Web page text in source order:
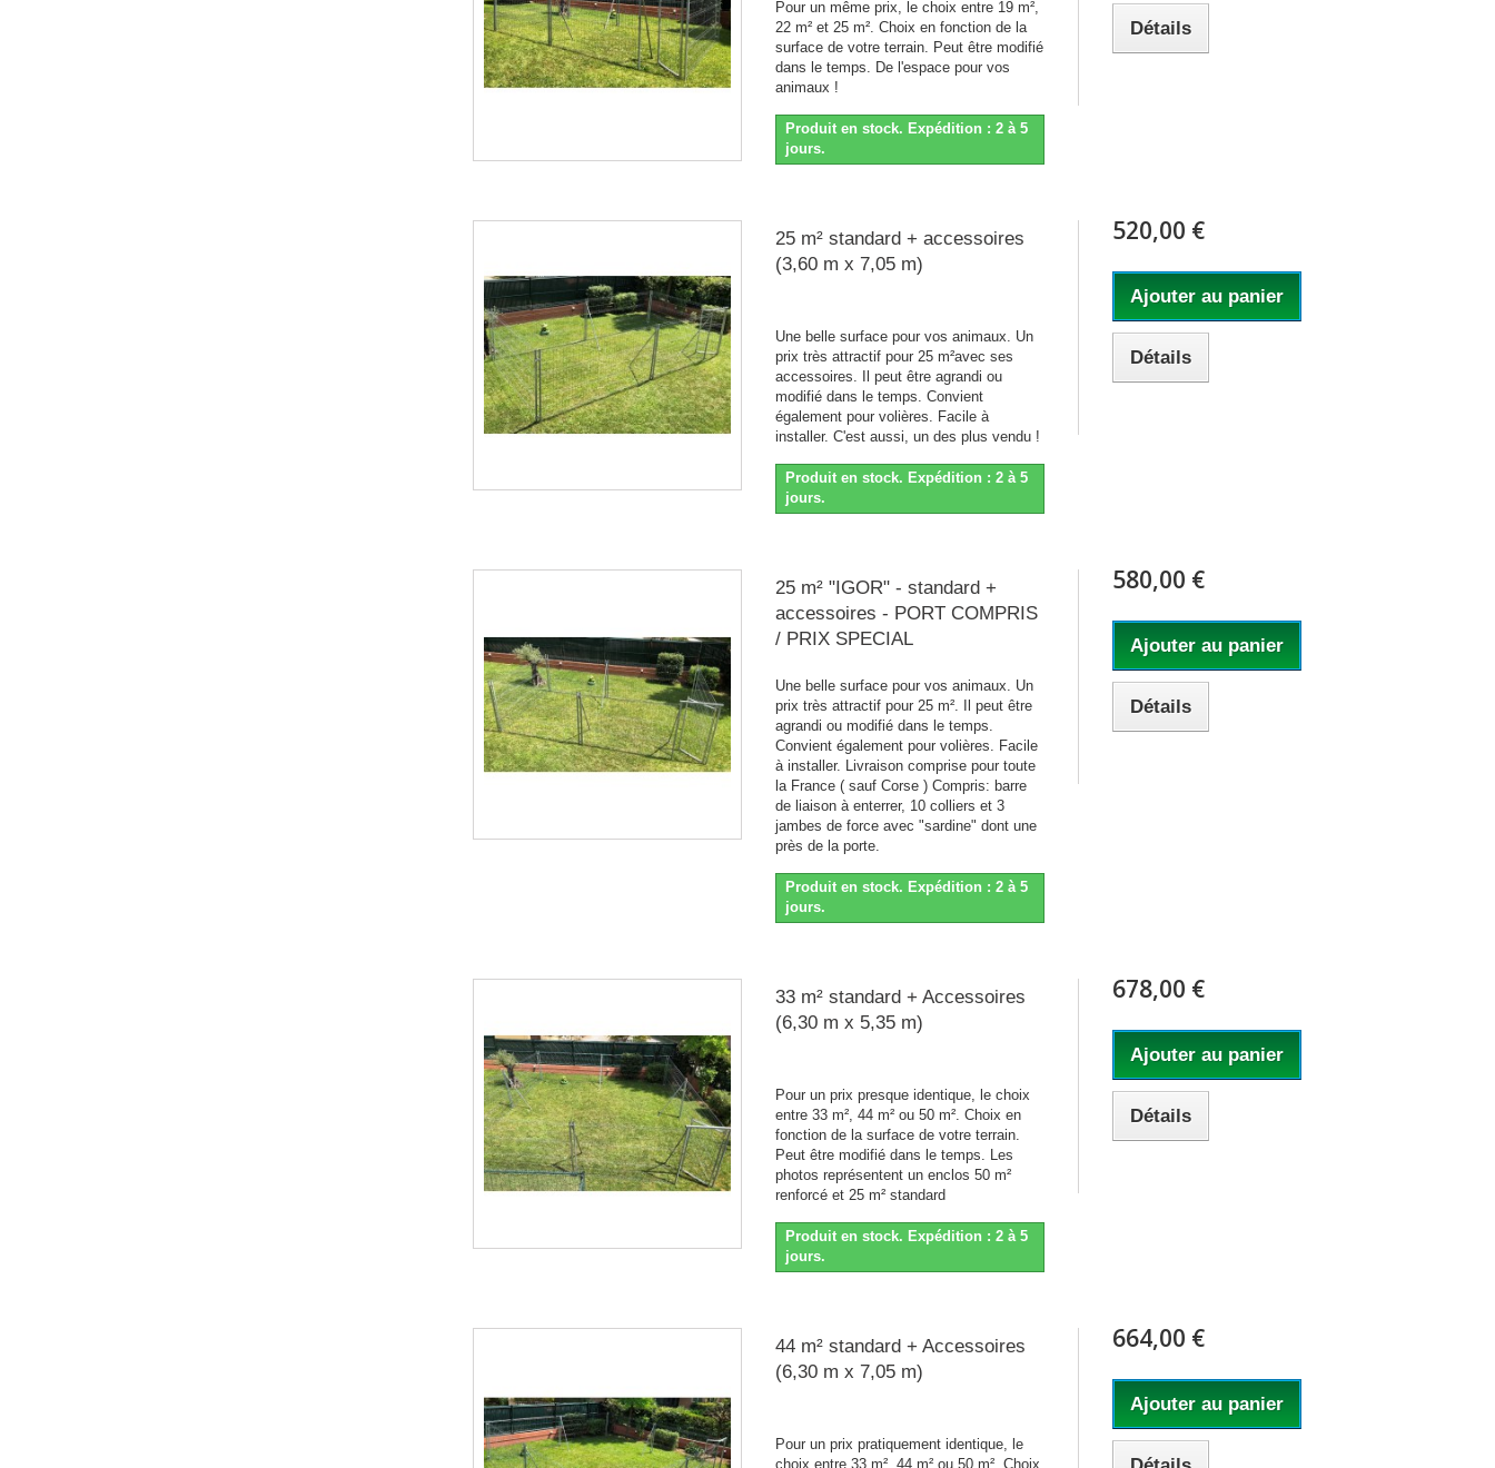
Pour un même prix, le choix entre 19 m²,
22 m² et 25 m². Choix en fonction de la
surface de votre terrain. Peut être modifié
dans le temps. De l'espace pour vos
animaux !
Produit en stock. Expédition : 2 à 5
jours.
Détails
25 m² standard + accessoires
(3,60 m x 7,05 m)
Une belle surface pour vos animaux. Un
prix très attractif pour 25 m²avec ses
accessoires. Il peut être agrandi ou
modifié dans le temps. Convient
également pour volières. Facile à
installer. C'est aussi, un des plus vendu !
Produit en stock. Expédition : 2 à 5
jours.
520,00 €
Ajouter au panier
Détails
25 m² "IGOR" - standard +
accessoires - PORT COMPRIS
/ PRIX SPECIAL
Une belle surface pour vos animaux. Un
prix très attractif pour 25 m². Il peut être
agrandi ou modifié dans le temps.
Convient également pour volières. Facile
à installer. Livraison comprise pour toute
la France ( sauf Corse ) Compris: barre
de liaison à enterrer, 10 colliers et 3
jambes de force avec "sardine" dont une
près de la porte.
Produit en stock. Expédition : 2 à 5
jours.
580,00 €
Ajouter au panier
Détails
33 m² standard + Accessoires
(6,30 m x 5,35 m)
Pour un prix presque identique, le choix
entre 33 m², 44 m² ou 50 m². Choix en
fonction de la surface de votre terrain.
Peut être modifié dans le temps. Les
photos représentent un enclos 50 m²
renforcé et 25 m² standard
Produit en stock. Expédition : 2 à 5
jours.
678,00 €
Ajouter au panier
Détails
44 m² standard + Accessoires
(6,30 m x 7,05 m)
Pour un prix pratiquement identique, le
choix entre 33 m², 44 m² ou 50 m². Choix
664,00 €
Ajouter au panier